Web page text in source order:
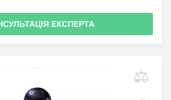
ЕКСПЕРТА